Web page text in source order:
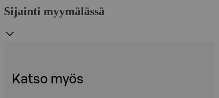
Sijainti myymälässä
Katso myös